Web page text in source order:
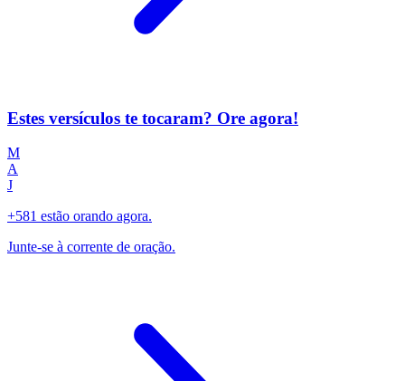
Estes versículos te tocaram? Ore agora!
M
A
J
+581 estão orando agora.
Junte-se à corrente de oração.